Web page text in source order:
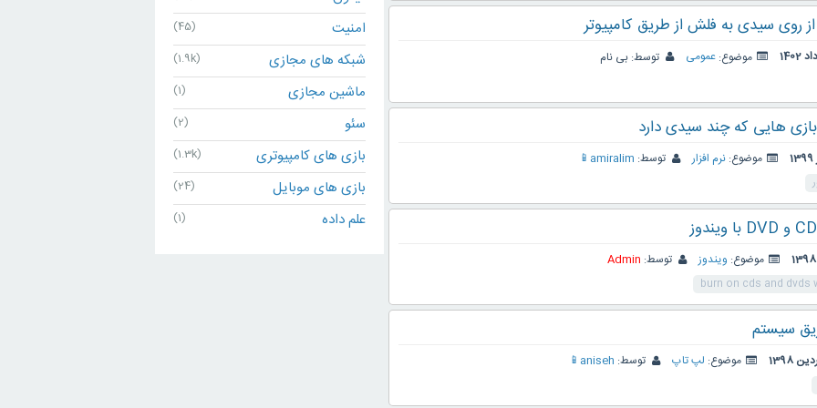
روی سیدی به فلش از طریق کامپیوتر
موضوع: عمومی توسط: بی نام
هایی که چند سیدی دارد
موضوع: نرم افزار توسط: amiralim📱
موضوع: ویندوز توسط: Admin
burn on cds and dvds
سیستم
موضوع: لپ تاپ توسط: aniseh📱
امنیت (45)
شبکه های مجازی (1.9k)
ماشین مجازی (1)
سئو (2)
بازی های کامپیوتری (1.3k)
بازی های موبایل (24)
علم داده (1)